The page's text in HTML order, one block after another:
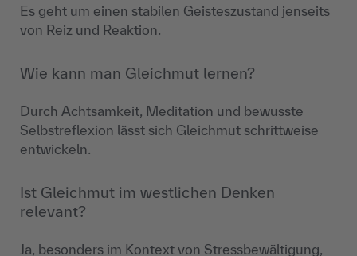
Es geht um einen stabilen Geisteszustand jenseits
von Reiz und Reaktion.
Wie kann man Gleichmut lernen?
Durch Achtsamkeit, Meditation und bewusste
Selbstreflexion lässt sich Gleichmut schrittweise
entwickeln.
Ist Gleichmut im westlichen Denken
relevant?
Ja, besonders im Kontext von Stressbewältigung,